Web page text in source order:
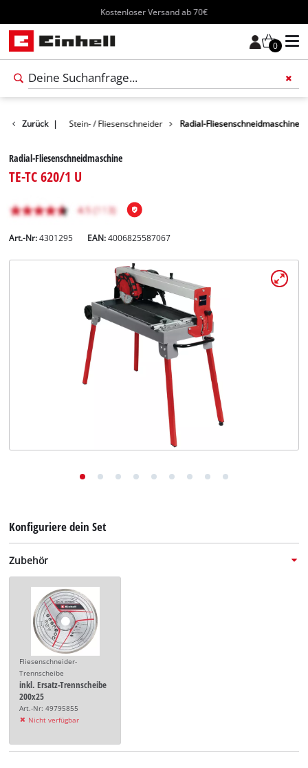
Kostenloser Versand ab 70€
0
Zurück |
Werkzeug Stein- / Fliesenschneider Radial-Fliesenschneidmaschine
Radial-Fliesenschneidmaschine
TE-TC 620/1 U
Art.-Nr: 4301295 EAN:4006825587067
Konfiguriere dein Set
Zubehör
Fliesenschneider-
Trennscheibe
inkl. Ersatz-Trennscheibe
200x25
Art.-Nr: 49795855
Nicht verfügbar